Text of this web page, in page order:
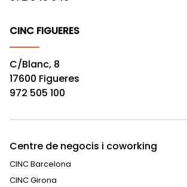
CINC FIGUERES
C/Blanc, 8
17600 Figueres
972 505 100
Centre de negocis i coworking
CINC Barcelona
CINC Girona